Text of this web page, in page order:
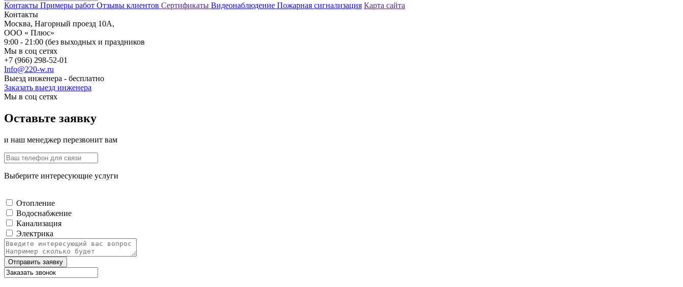
Контакты Примеры работ Отзывы клиентов Сертификаты Видеонаблюдение Пожарная сигнализация Карта сайта
Контакты
Москва, Нагорный проезд 10А,
ООО « Плюс»
9:00 - 21:00 (без выходных и праздников
Мы в соц сетях
+7 (966) 298-52-01
Info@220-w.ru
Выезд инженера - бесплатно
Заказать выезд инженера
Мы в соц сетях
Оставьте заявку
и наш менеджер перезвонит вам
Выберите интересующие услуги
Отопление
Водоснабжение
Канализация
Электрика
Отправить заявку